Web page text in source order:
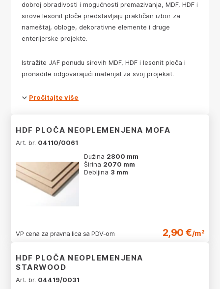
dobroj obradivosti i mogućnosti premazivanja, MDF, HDF i
sirove lesonit ploče predstavljaju praktičan izbor za
nameštaj, obloge, dekorativne elemente i druge
enterijerske projekte.
Istražite JAF ponudu sirovih MDF, HDF i lesonit ploča i
pronađite odgovarajući materijal za svoj projekat.
Pročitajte više
HDF PLOČA NEOPLEMENJENA MOFA
Art. br. 04110/0061
Dužina 2800 mm
Širina 2070 mm
Debljina 3 mm
VP cena za pravna lica sa PDV-om 2,90 €/m²
HDF PLOČA NEOPLEMENJENA
STARWOOD
Art. br. 04419/0031